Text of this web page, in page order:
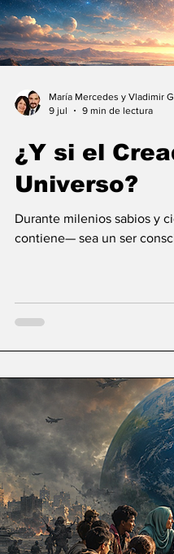
¿Y si el
Universo?
Durante milenios sabios y
contiene— sea un ser
María Mercedes y Vladimir
9 jul
9 min de lectura